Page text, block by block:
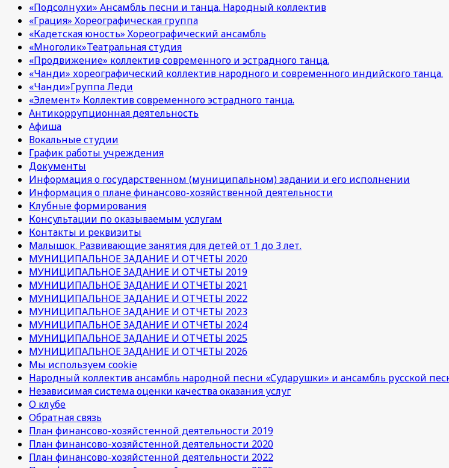
«Подсолнухи» Ансамбль песни и танца. Народный коллектив
«Грация» Хореографическая группа
«Кадетская юность» Хореографический ансамбль
«Многолик»Театральная студия
«Продвижение» коллектив современного и эстрадного танца.
«Чанди» хореографический коллектив народного и современного индийского танца.
«Чанди»Группа Леди
«Элемент» Коллектив современного эстрадного танца.
Антикоррупционная деятельность
Афиша
Вокальные студии
График работы учреждения
Документы
Информация о государственном (муниципальном) задании и его исполнении
Информация о плане финансово-хозяйственной деятельности
Клубные формирования
Консультации по оказываемым услугам
Контакты и реквизиты
Малышок. Развивающие занятия для детей от 1 до 3 лет.
МУНИЦИПАЛЬНОЕ ЗАДАНИЕ И ОТЧЕТЫ 2020
МУНИЦИПАЛЬНОЕ ЗАДАНИЕ И ОТЧЕТЫ 2019
МУНИЦИПАЛЬНОЕ ЗАДАНИЕ И ОТЧЕТЫ 2021
МУНИЦИПАЛЬНОЕ ЗАДАНИЕ И ОТЧЕТЫ 2022
МУНИЦИПАЛЬНОЕ ЗАДАНИЕ И ОТЧЕТЫ 2023
МУНИЦИПАЛЬНОЕ ЗАДАНИЕ И ОТЧЕТЫ 2024
МУНИЦИПАЛЬНОЕ ЗАДАНИЕ И ОТЧЕТЫ 2025
МУНИЦИПАЛЬНОЕ ЗАДАНИЕ И ОТЧЕТЫ 2026
Мы используем cookie
Народный коллектив ансамбль народной песни «Сударушки» и ансамбль русской
Независимая система оценки качества оказания услуг
О клубе
Обратная связь
План финансово-хозяйстенной деятельности 2019
План финансово-хозяйстенной деятельности 2020
План финансово-хозяйстенной деятельности 2022